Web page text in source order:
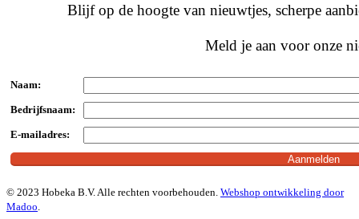
Blijf op de hoogte van nieuwtjes, scherpe
Meld je aan voor onze
Naam:
Bedrijfsnaam:
E-mailadres:
© 2023 Hobeka B.V. Alle rechten voorbehouden. Webshop ontwikkeling door
Madoo